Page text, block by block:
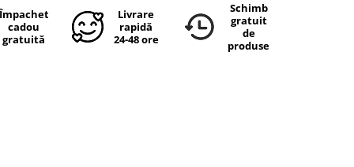
cadou
gratuită
Livrare
rapidă
24-48 ore
Schimb
gratuit
de
produse